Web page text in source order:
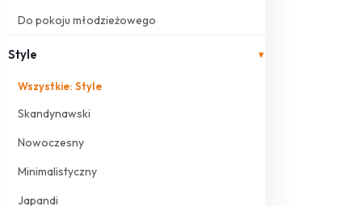
Do pokoju młodzieżowego
Style ▾
Wszystkie: Style
Skandynawski
Nowoczesny
Minimalistyczny
Japandi